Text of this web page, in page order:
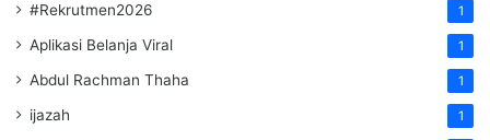
#Rekrutmen2026 1
Aplikasi Belanja Viral 1
Abdul Rachman Thaha 1
ijazah 1